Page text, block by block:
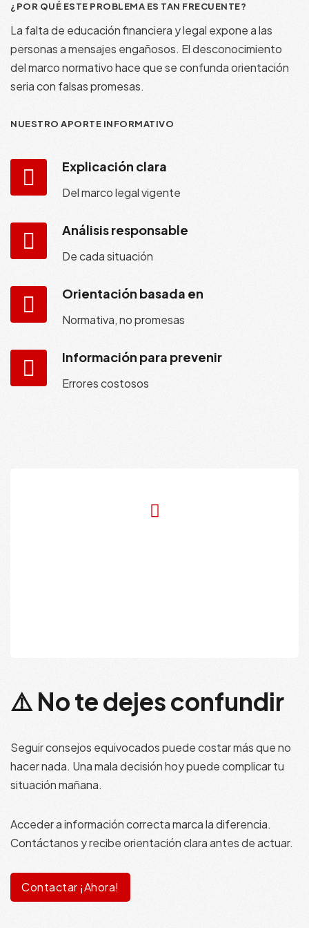
¿POR QUÉ ESTE PROBLEMA ES TAN FRECUENTE?
La falta de educación financiera y legal expone a las
personas a mensajes engañosos. El desconocimiento
del marco normativo hace que se confunda orientación
seria con falsas promesas.
NUESTRO APORTE INFORMATIVO
Explicación clara
Del marco legal vigente
Análisis responsable
De cada situación
Orientación basada en
Normativa, no promesas
Información para prevenir
Errores costosos
⚠️ No te dejes confundir
Seguir consejos equivocados puede costar más que no
hacer nada. Una mala decisión hoy puede complicar tu
situación mañana.
Acceder a información correcta marca la diferencia.
Contáctanos y recibe orientación clara antes de actuar.
Contactar ¡Ahora!